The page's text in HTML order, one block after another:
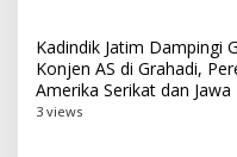
Kadindik Jatim Dampingi
Konjen AS di Grahadi,
Amerika Serikat dan
3 views